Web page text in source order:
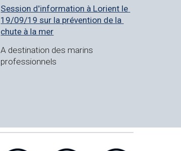
Session d'information à Lorient le
19/09/19 sur la prévention de la
chute à la mer
A destination des marins
professionnels